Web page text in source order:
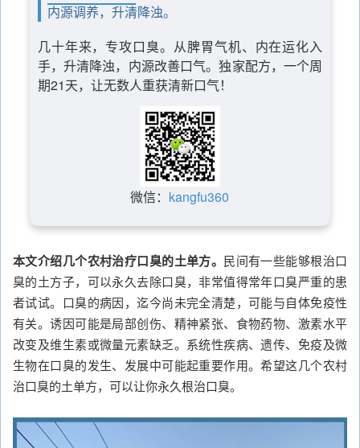
内源调养，升清降浊。
几十年来，专攻口臭。从脾胃气机、内在运化入
手，升清降浊，内源改善口气。独家配方，一个周
期21天，让无数人重获清新口气！
微信： kangfu360
本文介绍几个农村治疗口臭的土单方。 民间有一些能够根治口
臭的土方子，可以永久去除口臭，非常值得常年口臭严重的患
者试试。口臭的病因，迄今尚未完全清楚，可能与自体免疫性
有关。诱因可能是局部创伤、精神紧张、食物药物、激素水平
改变及维生素或微量元素缺乏。系统性疾病、遗传、免疫及微
生物在口臭的发生、发展中可能起重要作用。希望这几个农村
治口臭的土单方，可以让你永久根治口臭。